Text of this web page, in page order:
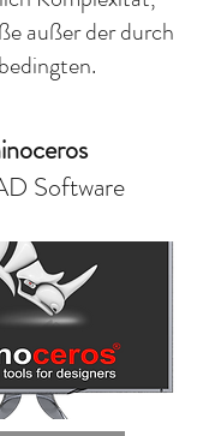
außer der durch
Software